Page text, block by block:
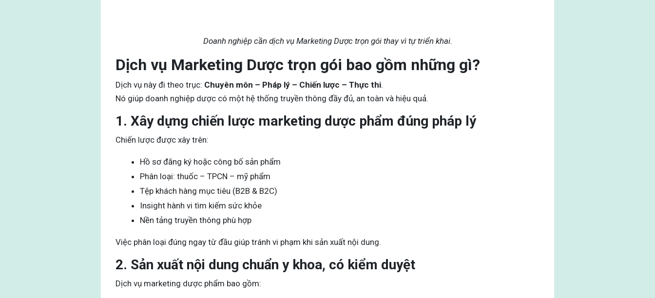
Doanh nghiệp cần dịch vụ Marketing Dược trọn gói thay vì tự triển khai.
Dịch vụ Marketing Dược trọn gói bao gồm những gì?
Dịch vụ này đi theo trục: Chuyên môn – Pháp lý – Chiến lược – Thực thi.
Nó giúp doanh nghiệp dược có một hệ thống truyền thông đầy đủ, an toàn và hiệu quả.
1. Xây dựng chiến lược marketing dược phẩm đúng pháp lý
Chiến lược được xây trên:
Hồ sơ đăng ký hoặc công bố sản phẩm
Phân loại: thuốc – TPCN – mỹ phẩm
Tệp khách hàng mục tiêu (B2B & B2C)
Insight hành vi tìm kiếm sức khỏe
Nền tảng truyền thông phù hợp
Việc phân loại đúng ngay từ đầu giúp tránh vi phạm khi sản xuất nội dung.
2. Sản xuất nội dung chuẩn y khoa, có kiểm duyệt
Dịch vụ marketing dược phẩm bao gồm: